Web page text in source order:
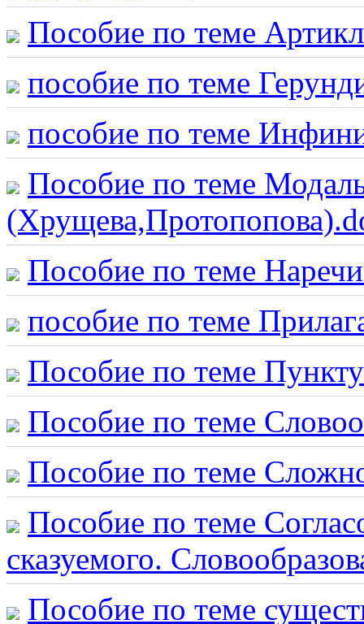
Пособие по теме
пособие по теме
пособие по теме
Пособие по теме
Пособие по теме
пособие по теме
Пособие по теме
Пособие по теме
Пособие по теме
Пособие по теме
сказуемого.
Пособие по теме